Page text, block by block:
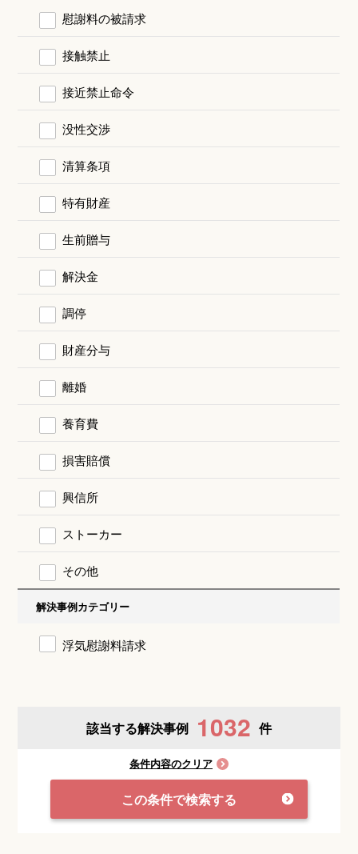
慰謝料の被請求
接触禁止
接近禁止命令
没性交渉
清算条項
特有財産
生前贈与
解決金
調停
財産分与
離婚
養育費
損害賠償
興信所
ストーカー
その他
解決事例カテゴリー
浮気慰謝料請求
該当する解決事例 1032 件
条件内容のクリア
この条件で検索する